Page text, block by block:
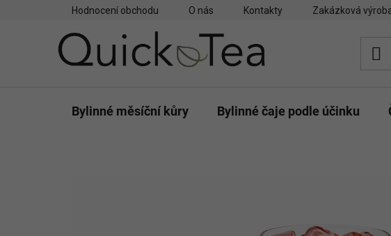
Hodnocení obchodu O nás Kontakty Zakázková
Bylinné měsíční kůry Bylinné čaje podle účinku